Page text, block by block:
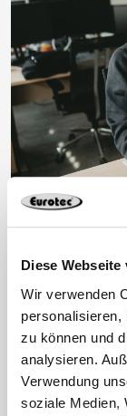
Diese
Wir verwenden
personalisieren,
zu können und
analysieren.
Verwendung
soziale Medien,
¡Estaremos
proyectos!
Contacte con
en
444o utilice